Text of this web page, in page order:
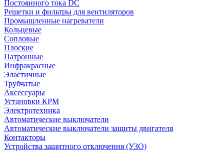
Постоянного тока DC
Решетки и фильтры для вентиляторов
Промышленные нагреватели
Кольцевые
Сопловые
Плоские
Патронные
Инфракрасные
Эластичные
Трубчатые
Аксессуары
Установки КРМ
Электротехника
Автоматические выключатели
Автоматические выключатели защиты двигателя
Контакторы
Устройства защитного отключения (УЗО)